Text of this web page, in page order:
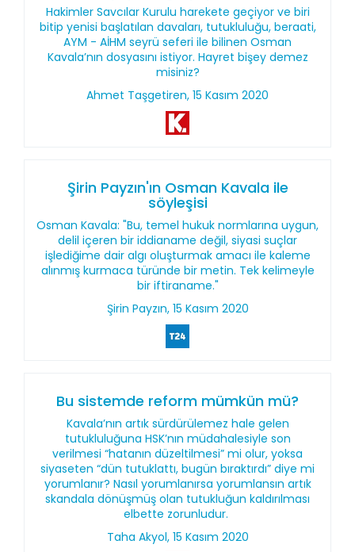
Hakimler Savcılar Kurulu harekete geçiyor ve biri
bitip yenisi başlatılan davaları, tutukluluğu, beraati,
AYM - AİHM seyrü seferi ile bilinen Osman
Kavala’nın dosyasını istiyor. Hayret bişey demez
misiniz?
Ahmet Taşgetiren, 15 Kasım 2020
Şirin Payzın'ın Osman Kavala ile
söyleşisi
Osman Kavala: "Bu, temel hukuk normlarına uygun,
delil içeren bir iddianame değil, siyasi suçlar
işlediğime dair algı oluşturmak amacı ile kaleme
alınmış kurmaca türünde bir metin. Tek kelimeyle
bir iftiraname."
Şirin Payzın, 15 Kasım 2020
Bu sistemde reform mümkün mü?
Kavala’nın artık sürdürülemez hale gelen
tutukluluğuna HSK’nın müdahalesiyle son
verilmesi “hatanın düzeltilmesi” mi olur, yoksa
siyaseten “dün tutuklattı, bugün bıraktırdı” diye mi
yorumlanır? Nasıl yorumlanırsa yorumlansın artık
skandala dönüşmüş olan tutukluğun kaldırılması
elbette zorunludur.
Taha Akyol, 15 Kasım 2020